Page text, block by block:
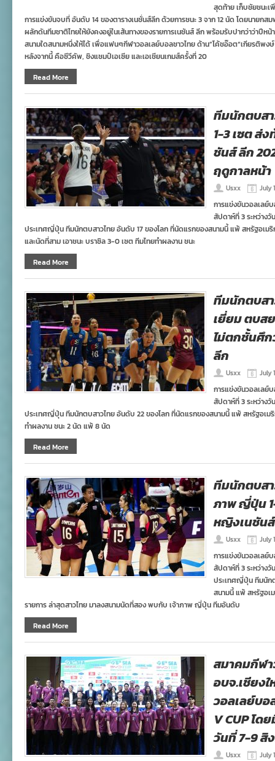
สุดท้าย เก็บชัยชนะ
การแข่งขันจบที่ อันดับ 14 ของตารางเนชั่นส์ลีก ด้วยการชนะ 3 จาก 12 นัด โดยนายก
ผลักดันทีมชาติไทยให้ยังคงอยู่ในเส้นทางของรายการเนชันส์ ลีก พร้อมรับปากว่าว่าปีห
สนามใดสนามหนึ่งให้ได้ เพื่อแฟนๆกีฬาวอลเลย์บอลชาวไทย ด้าน”โค้ชอ๊อต“เกียรติพง
หลังจากนี้ คือซีวีคัพ, ชิงแชมป์เอเซีย และเอเชียนเกมส์ครั้งที่ 20
Read More
ทีมนักตบส
1-3 เซต ส่
ชันส์ ลีก
ฤดูกาลหน้า
Usxx July
การแข่งขันวอลเลย์
สัปดาห์ที่ 3 ระหว่าง
ประเทศญี่ปุ่น ทีมนักตบสาวไทย อันดับ 17 ของโลก ที่นัดแรกของสนามนี้ แพ้ สหรัฐอเ
และนัดที่สาม เอาชนะ บราซิล 3-0 เซต ทีมไทยทำผลงาน ชนะ
Read More
ทีมนักตบส
เยี่ยม ตบส
ไม่ตกชั้นศึ
ลีก
Usxx July
การแข่งขันวอลเลย์
สัปดาห์ที่ 3 ระหว่าง
ประเทศญี่ปุ่น ทีมนักตบสาวไทย อันดับ 22 ของโลก ที่นัดแรกของสนามนี้ แพ้ สหรัฐอเ
ทำผลงาน ชนะ 2 นัด แพ้ 8 นัด
Read More
ทีมนักตบสา
ภาพ ญี่ปุ่น
หญิงเนชัน
Usxx July
การแข่งขันวอลเลย์
สัปดาห์ที่ 3 ระหว่าง
ประเทศญี่ปุ่น ทีมนัก
สนามนี้ แพ้ สหรัฐอเ
รายการ ล่าสุดสาวไทย มาลงสนามนัดที่สอง พบกับ เจ้าภาพ ญี่ปุ่น ทีมอันดับ
Read More
สมาคมกีฬ
อบจ.เชียง
วอลเลย์บอ
V CUP โด
วันที่ 7-9 สิ
Usxx July